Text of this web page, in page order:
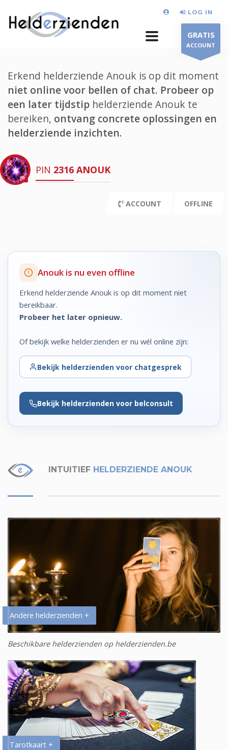
LOG IN
GRATIS
ACCOUNT
Erkend helderziende Anouk is op dit moment
niet online voor bellen of chat. Probeer op
een later tijdstip helderziende Anouk te
bereiken, ontvang concrete oplossingen en
helderziende inzichten.
PIN 2316 ANOUK
ACCOUNT OFFLINE
Anouk is nu even offline
Erkend helderziende Anouk is op dit moment niet
bereikbaar.
Probeer het later opnieuw.
Of bekijk welke helderzienden er nu wél online zijn:
Bekijk helderzienden voor chatgesprek
Bekijk helderzienden voor belconsult
INTUITIEF HELDERZIENDE ANOUK
Andere helderzienden +
Beschikbare helderzienden op helderzienden.be
Tarotkaart +